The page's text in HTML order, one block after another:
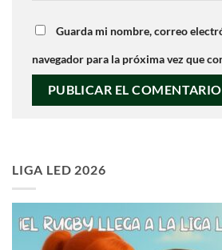
Guarda mi nombre, correo
navegador para la próxima vez que
LIGA LED 2026